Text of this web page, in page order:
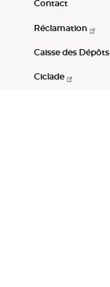
Contact
Réclamation
Caisse des Dépôts
Ciclade